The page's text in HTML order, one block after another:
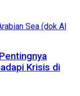
Krisis di